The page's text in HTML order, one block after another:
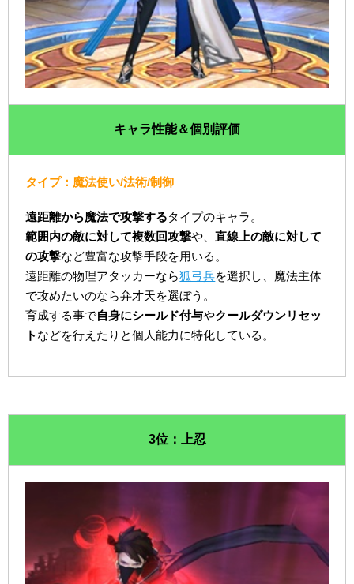
キャラ性能＆個別評価
タイプ：魔法使い/法術/制御
遠距離から魔法で攻撃するタイプのキャラ。
範囲内の敵に対して複数回攻撃や、直線上の敵に対して
の攻撃など豊富な攻撃手段を用いる。
遠距離の物理アタッカーなら狐弓兵を選択し、魔法主体
で攻めたいのなら弁才天を選ぼう。
育成する事で自身にシールド付与やクールダウンリセッ
ト などを行えたりと個人能力に特化している。
3位：上忍